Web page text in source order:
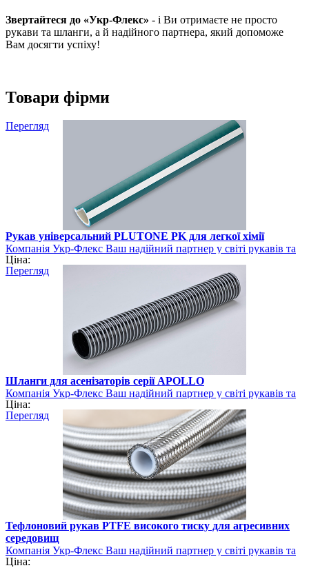
Звертайтеся до «Укр-Флекс» - і Ви отримаєте не просто
рукави та шланги, а й надійного партнера, який допоможе
Вам досягти успіху!
Товари фірми
Перегляд
Рукав універсальний PLUTONE PK для легкої хімії
Компанія Укр-Флекс Ваш надійний партнер у світі рукавів та
шлангів
Ціна:
Перегляд
Шланги для асенізаторів серії APOLLO
Компанія Укр-Флекс Ваш надійний партнер у світі рукавів та
шлангів
Ціна:
Перегляд
Тефлоновий рукав PTFE високого тиску для агресивних
середовищ
Компанія Укр-Флекс Ваш надійний партнер у світі рукавів та
шлангів
Ціна: